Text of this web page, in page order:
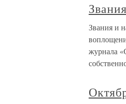
Звания и
журнала